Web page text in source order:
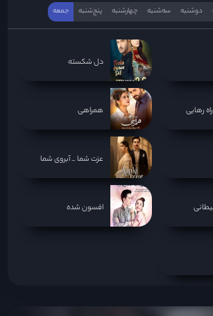
دوشنبه سه‌‌شنبه چهارشنبه پنج‌شنبه جمعه
دل شکسته
رهایی همراهی
عزت شما _ آبروی شما
افسون شده